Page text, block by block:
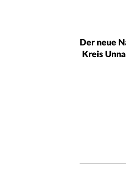
Der neue
Kreis